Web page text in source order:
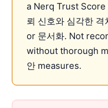
a Nerq Trust Score
뢰 신호와 심각한
or 문서화. Not
without thorough
안 measures.